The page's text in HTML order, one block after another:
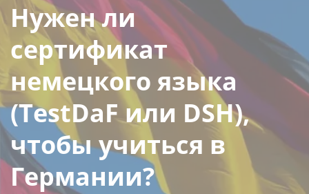
Нужен ли
сертификат
немецкого языка
(TestDaF или DSH),
чтобы учиться в
Германии?